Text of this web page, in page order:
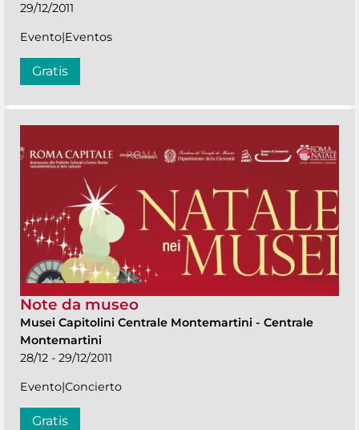
29/12/2011
Evento|Eventos
Gratis
Note da museo
Musei Capitolini Centrale Montemartini - Centrale
Montemartini
28/12 - 29/12/2011
Evento|Concierto
Gratis